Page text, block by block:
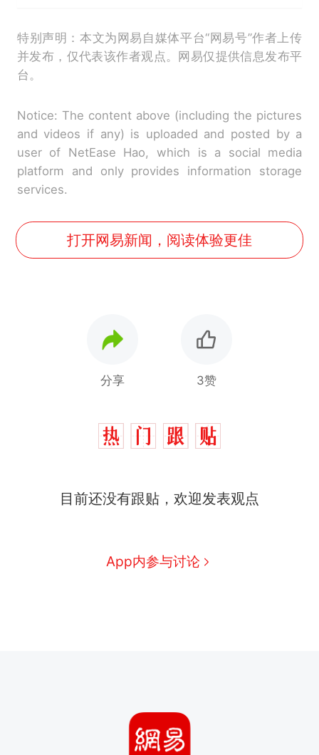
特别声明：本文为网易自媒体平台“网易号”作者上传
并发布，仅代表该作者观点。网易仅提供信息发布平
台。
Notice: The content above (including the pictures
and videos if any) is uploaded and posted by a
user of NetEase Hao, which is a social media
platform and only provides information storage
services.
打开网易新闻，阅读体验更佳
分享 3赞
目前还没有跟贴，欢迎发表观点
App内参与讨论